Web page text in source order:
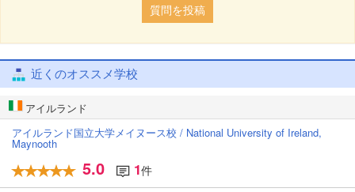
質問を投稿
近くのオススメ学校
アイルランド
アイルランド国立大学メイヌース校 / National University of Ireland,
Maynooth
5.0 1件